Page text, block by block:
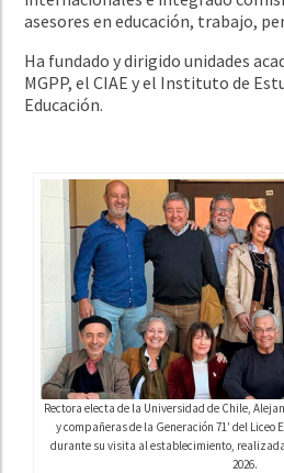
asesores en educación, trabajo,
Ha fundado y dirigido unidades
MGPP, el CIAE y el Instituto de
Educación.
Rectora electa de la Universidad de Chile,
y compañeras de la Generación 71′ del Liceo
durante su visita al establecimiento,
2026.